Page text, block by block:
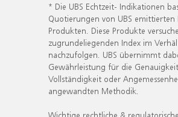
* Die UBS Echtzeit- Indikationen
Quotierungen von UBS emittierten
Produkten. Diese Produkte
zugrundeliegenden Index im
nachzufolgen. UBS übernimmt
Gewährleistung für die
Vollständigkeit oder
angewandten Methodik.